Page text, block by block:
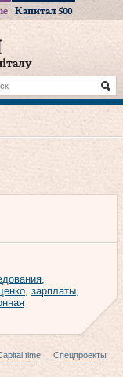
Капитал 500
,
, зарплаты,
time
Спецпроекты